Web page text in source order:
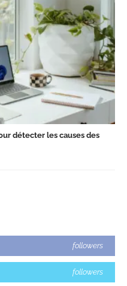
détecter les causes des
followers
followers